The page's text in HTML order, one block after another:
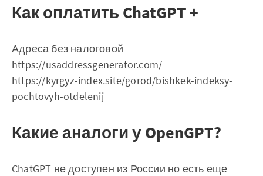
Как оплатить ChatGPT +
Адреса без налоговой
https://usaddressgenerator.com/
https://kyrgyz-index.site/gorod/bishkek-indeksy-
pochtovyh-otdelenij
Какие аналоги у OpenGPT?
ChatGPT не доступен из России но есть еще